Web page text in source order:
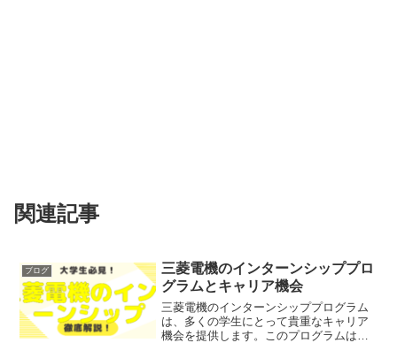
関連記事
ブログ
三菱電機のインターンシッププロ
グラムとキャリア機会
三菱電機のインターンシッププログラム
は、多くの学生にとって貴重なキャリア
機会を提供します。このプログラムは、